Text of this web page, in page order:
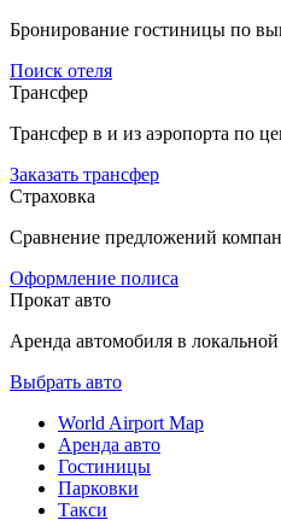
Бронирование гостиницы по
Поиск отеля
Трансфер
Трансфер в и из аэропорта по
Заказать трансфер
Страховка
Сравнение предложений
Оформление полиса
Прокат авто
Аренда автомобиля в
Выбрать авто
World Airport Map
Аренда авто
Гостиницы
Парковки
Такси